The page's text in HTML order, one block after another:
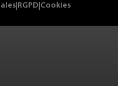
RGPD Cookies